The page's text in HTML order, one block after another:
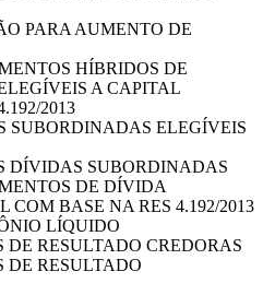
PARA AUMENTO DE
HÍBRIDOS DE
A CAPITAL
2013
SUBORDINADAS ELEGÍVEIS
DÍVIDAS SUBORDINADAS
DE DÍVIDA
COM BASE NA RES 4.192/2013
LÍQUIDO
DE RESULTADO CREDORAS
DE RESULTADO